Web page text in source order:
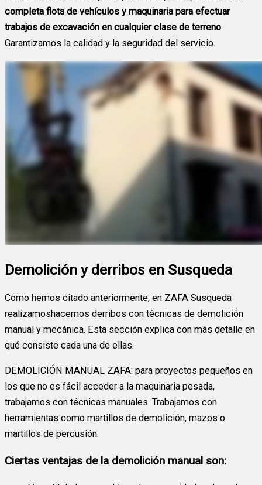
completa flota de vehículos y maquinaria para efectuar
trabajos de excavación en cualquier clase de terreno.
Garantizamos la calidad y la seguridad del servicio.
Demolición y derribos en Susqueda
Como hemos citado anteriormente, en ZAFA Susqueda
realizamoshacemos derribos con técnicas de demolición
manual y mecánica. Esta sección explica con más detalle en
qué consiste cada una de ellas.
DEMOLICIÓN MANUAL ZAFA: para proyectos pequeños en
los que no es fácil acceder a la maquinaria pesada,
trabajamos con técnicas manuales. Trabajamos con
herramientas como martillos de demolición, mazos o
martillos de percusión.
Ciertas ventajas de la demolición manual son: